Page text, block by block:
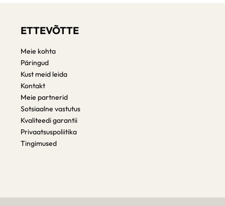
ETTEVÕTTE
Meie kohta
Päringud
Kust meid leida
Kontakt
Meie partnerid
Sotsiaalne vastutus
Kvaliteedi garantii
Privaatsuspoliitika
Tingimused